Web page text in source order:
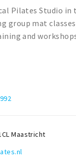
Pilates Studio
group mat
and
Maastricht